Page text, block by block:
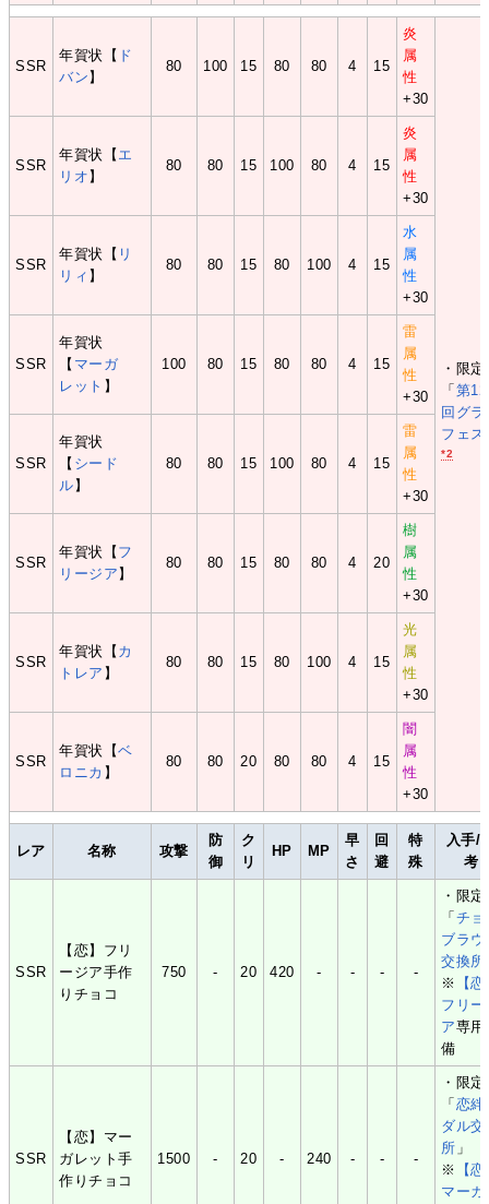
SSR
年賀状【 ド
バン 】
80 100 15 80 80 4 15
炎
属
性
+30
・限定
「 第12
回グラ
フェス
*2
SSR
年賀状【 エ
リオ 】
80 80 15 100 80 4 15
炎
属
性
+30
SSR
年賀状【 リ
リィ 】
80 80 15 80 100 4 15
水
属
性
+30
SSR
年賀状
【 マーガ
レット 】
100 80 15 80 80 4 15
雷
属
性
+30
SSR
年賀状
【 シード
ル 】
80 80 15 100 80 4 15
雷
属
性
+30
SSR
年賀状【 フ
リージア 】
80 80 15 80 80 4 20
樹
属
性
+30
SSR
年賀状【 カ
トレア 】
80 80 15 80 100 4 15
光
属
性
+30
SSR
年賀状【ベ
ロニカ 】
80 80 20 80 80 4 15
闇
属
性
+30
レア 名称 攻撃
防
御
ク
リ
HP MP
早
さ
回
避
特
殊
入手/
考
SSR
【恋】フリ
ージア手作
りチョコ
750 - 20 420 - - - -
・限定
「 チョ
ブラウ
交換所
※
【
フリー
ア専用
備
SSR
【恋】マー
ガレット手
作りチョコ
1500 - 20 - 240 - - -
・限定
「 恋絆
ダル交
所 」
※
【
マーガ